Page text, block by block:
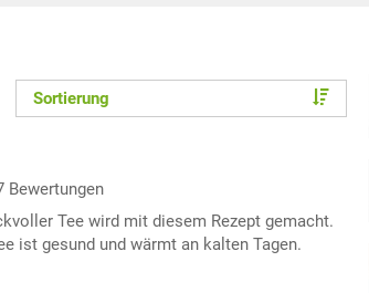
Sortierung
Bewertungen
Tee wird mit diesem Rezept gemacht.
ist gesund und wärmt an kalten Tagen.